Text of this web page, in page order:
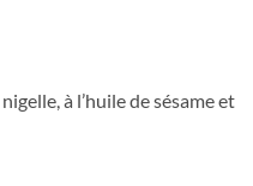
à l’huile de sésame et